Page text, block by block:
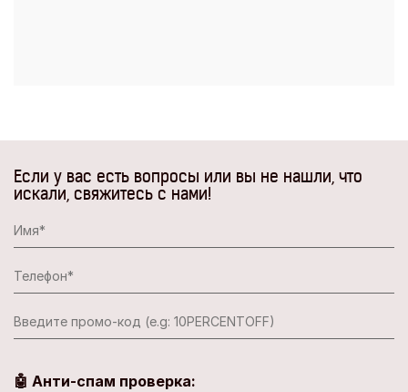
Если у вас есть вопросы или вы не нашли, что
искали, свяжитесь с нами!
🤖 Анти-спам проверка: